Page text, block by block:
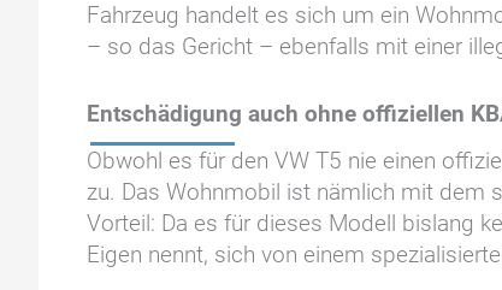
Fahrzeug handelt es sich um ein
– so das Gericht – ebenfalls mit einer
Entschädigung auch ohne offiziellen
Obwohl es für den VW T5 nie einen
zu. Das Wohnmobil ist nämlich mit dem
Vorteil: Da es für dieses Modell bislang
Eigen nennt, sich von einem